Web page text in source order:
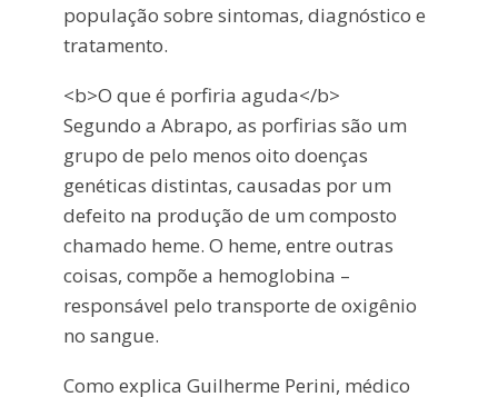
população sobre sintomas, diagnóstico e
tratamento.
<b>O que é porfiria aguda</b>
Segundo a Abrapo, as porfirias são um
grupo de pelo menos oito doenças
genéticas distintas, causadas por um
defeito na produção de um composto
chamado heme. O heme, entre outras
coisas, compõe a hemoglobina –
responsável pelo transporte de oxigênio
no sangue.
Como explica Guilherme Perini, médico